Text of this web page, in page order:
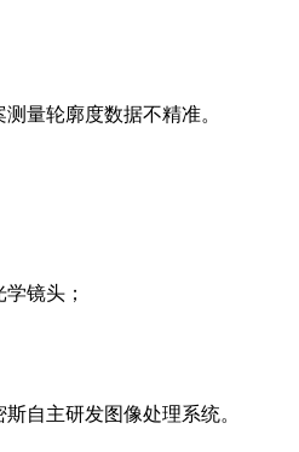
量轮廓度数据不精准。
学镜头 ；
自主研发图像处理系统。